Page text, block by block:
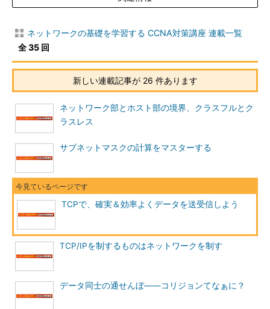
ネットワークの基礎を学習する CCNA対策講座 連載一覧
全 35 回
新しい連載記事が 26 件あります
ネットワーク部とホスト部の境界、クラスフルとク
ラスレス
サブネットマスクの計算をマスターする
TCPで、確実＆効率よくデータを送受信しよう
TCP/IPを制するものはネットワークを制す
データ同士の通せんぼ――コリジョンてなぁに？